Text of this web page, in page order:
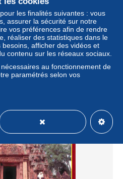
CAMBODGE - ANGOR VAT
- FORMAT CPA
0,81 $US
Particulier
les finalités suivantes : vous
assurer la sécurité sur notre
vos préférences afin de rendre
réaliser des statistiques dans le
besoins, afficher des vidéos et
contenu sur les réseaux sociaux.
au fonctionnement de
paramétrés selon vos